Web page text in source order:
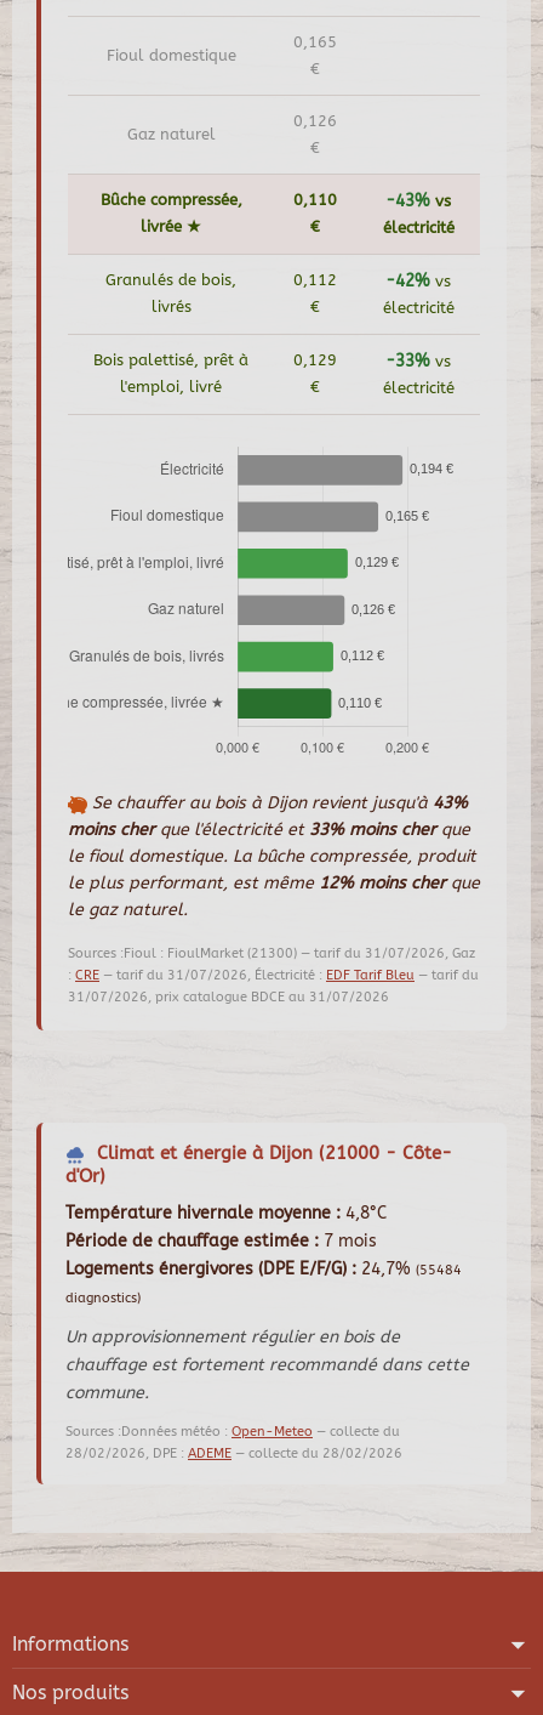
Fioul domestique
0,165
€
Gaz naturel
0,126
€
Bûche compressée,
livrée ★
0,110
€
-43% vs
électricité
Granulés de bois,
livrés
0,112
€
-42% vs
électricité
Bois palettisé, prêt à
l'emploi, livré
0,129
€
-33% vs
électricité
Se chauffer au bois à Dijon revient jusqu'à 43%
moins cherque l'électricité et 33% moins cherque
le fioul domestique. La bûche compressée, produit
le plus performant, est même 12% moins cherque
le gaz naturel.
Sources :Fioul : FioulMarket (21300) — tarif du 31/07/2026, Gaz
: CRE — tarif du 31/07/2026, Électricité : EDF Tarif Bleu — tarif du
31/07/2026, prix catalogue BDCE au 31/07/2026
Climat et énergie à Dijon (21000 - Côte-
d'Or)
Température hivernale moyenne : 4,8°C
Période de chauffage estimée : 7 mois
Logements énergivores (DPE E/F/G) : 24,7% (55484
diagnostics)
Un approvisionnement régulier en bois de
chauffage est fortement recommandé dans cette
commune.
Sources :Données météo : Open-Meteo — collecte du
28/02/2026, DPE : ADEME — collecte du 28/02/2026
Informations
Nos produits